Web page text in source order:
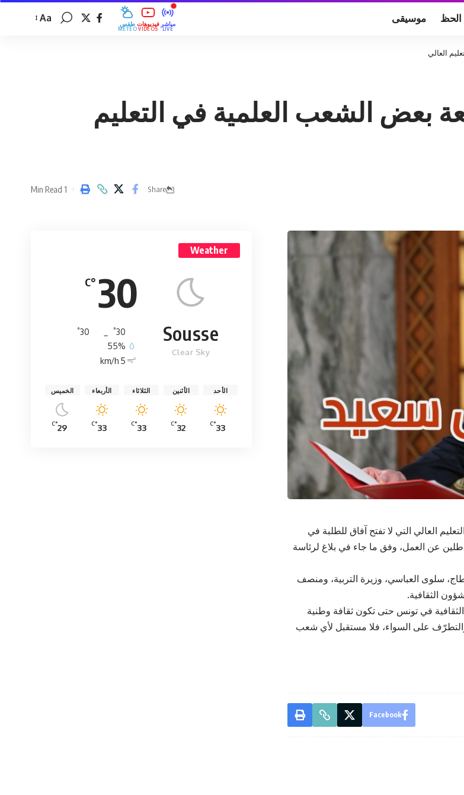
الحظ موسيقى طقس
MÉTÉO
فيديوهات
VIDÉOS
مباشر
LIVE
Aa
العالي
بعض الشعب العلمية في التعليم
Share
1 Min Read
العالي التي لا تفتح آفاق للطلبة في
عن العمل، وفق ما جاء في بلاغ لرئاسة
عصر اليوم الخميس 2 ماي 2024 بقصر قرطاج، سلوى العباسي، وزيرة التربية، ومنصف
الثقافية.
في تونس حتى تكون ثقافة وطنية
والتطرّف على السواء، فلا مستقبل لأي شعب
Facebook
Weather
30
°C
Sousse
Clear Sky
30
°
30
°
55%
5 km/h
الأحد
33
°C
الأثنين
32
°C
الثلاثاء
33
°C
الأربعاء
33
°C
الخميس
29
°C